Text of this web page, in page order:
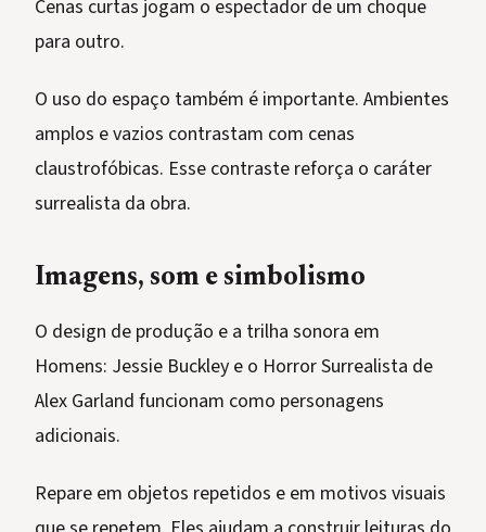
Cenas curtas jogam o espectador de um choque
para outro.
O uso do espaço também é importante. Ambientes
amplos e vazios contrastam com cenas
claustrofóbicas. Esse contraste reforça o caráter
surrealista da obra.
Imagens, som e simbolismo
O design de produção e a trilha sonora em
Homens: Jessie Buckley e o Horror Surrealista de
Alex Garland funcionam como personagens
adicionais.
Repare em objetos repetidos e em motivos visuais